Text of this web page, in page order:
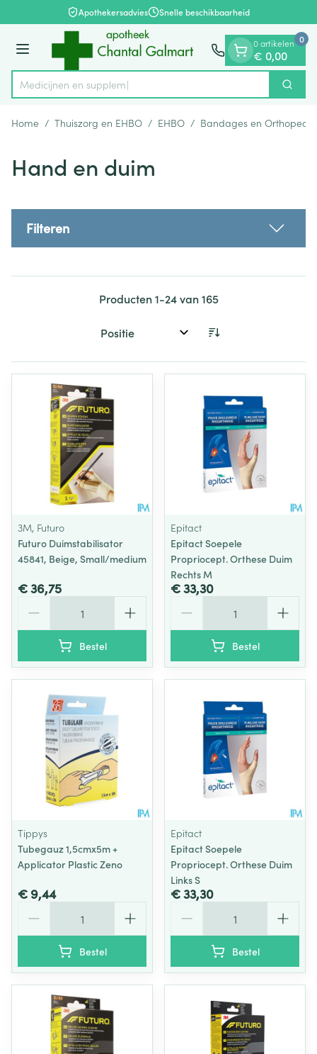
Ga naar de inhoudApothekersadvies Snelle beschikbaarheid
Menu
Product, merk, categorie... Zoek
0 artikelen
€ 0,00
0
Home / Thuiszorg en EHBO / EHBO / Bandages en
Hand en duim
Filteren
Producten1-24van165
Sorteer op:
3M, Futuro
Futuro Duimstabilisator
45841, Beige, Small/medium
€ 36,75
Bestel
Epitact
Epitact Soepele
Propriocept. Orthese Duim
Rechts M
€ 33,30
Bestel
Tippys
Tubegauz 1,5cmx5m +
Applicator Plastic Zeno
€ 9,44
Bestel
Epitact
Epitact Soepele
Propriocept. Orthese Duim
Links S
€ 33,30
Bestel